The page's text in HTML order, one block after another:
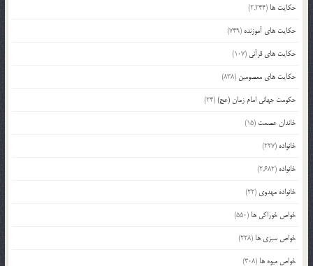
حکایت ها (2,244)
حکایت های آموزنده (749)
حکایت های قرآنی (107)
حکایت های معصومین (838)
حکومت جهانی امام زمان (عج)(24)
خاندان عصمت (15)
خانواده (227)
خانواده (2,682)
خانواده مهدوی (22)
خواص خوراکی ها (550)
خواص سبزی ها (228)
خواص میوه ها (308)